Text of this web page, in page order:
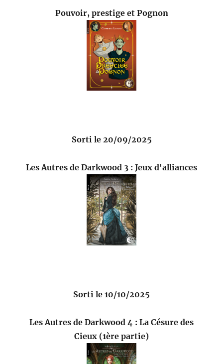
Pouvoir, prestige et Pognon
Sorti le 20/09/2025
Les Autres de Darkwood 3 : Jeux d'alliances
Sorti le 10/10/2025
Les Autres de Darkwood 4 : La Césure des
Cieux (1ère partie)